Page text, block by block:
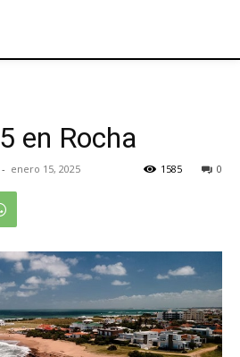
en Rocha
- enero 15, 2025 0
1585